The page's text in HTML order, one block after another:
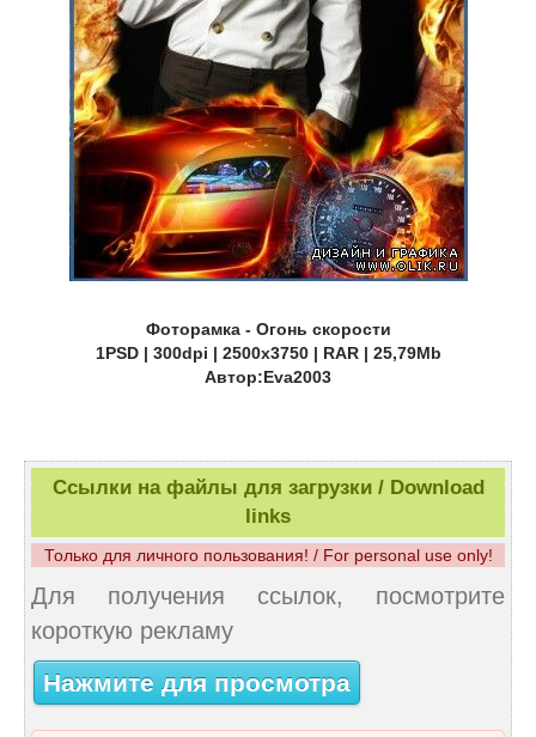
Фоторамка - Огонь скорости
1PSD | 300dpi | 2500x3750 | RAR | 25,79Mb
Автор:Eva2003
Ссылки на файлы для загрузки / Download
links
Только для личного пользования! / For personal use only!
Для получения ссылок, посмотрите
короткую рекламу
Нажмите для просмотра